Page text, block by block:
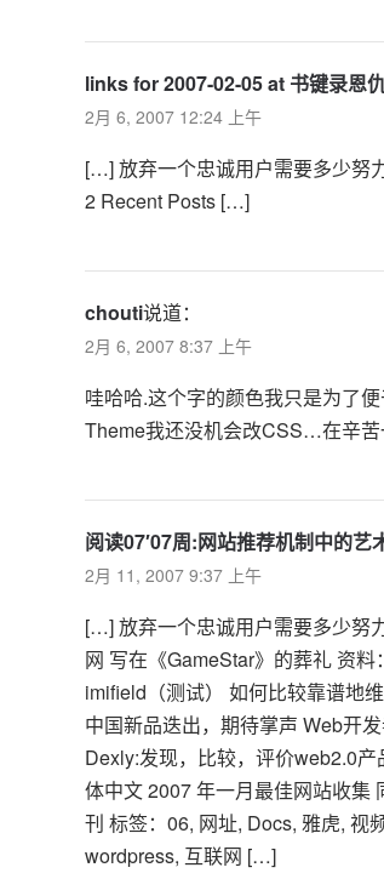
links for 2007-02-05 at 书键录恩
2月 6, 2007 12:24 上午
[…] 放弃一个忠诚用户需要多少努
2 Recent Posts […]
chouti说道：
2月 6, 2007 8:37 上午
哇哈哈.这个字的颜色我只是为了
Theme我还没机会改CSS…在辛苦
阅读07′07周:网站推荐机制中的
2月 11, 2007 9:37 上午
[…] 放弃一个忠诚用户需要多少努
网 写在《GameStar》的葬礼 资料
imifield（测试） 如何比较靠谱地
中国新品迭出，期待掌声 Web开
Dexly:发现，比较，评价web2.0
体中文 2007 年一月最佳网站收集
刊 标签：06, 网址, Docs, 雅虎, 视
wordpress, 互联网 […]